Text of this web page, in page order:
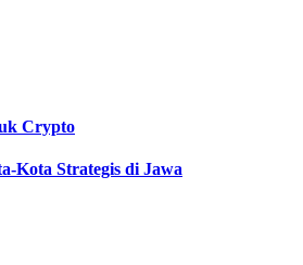
Crypto
Kota Strategis di Jawa